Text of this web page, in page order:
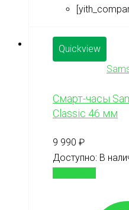
Quickview
Смарт-часы
Classic 46 мм
9 990 ₽
Доступно: В